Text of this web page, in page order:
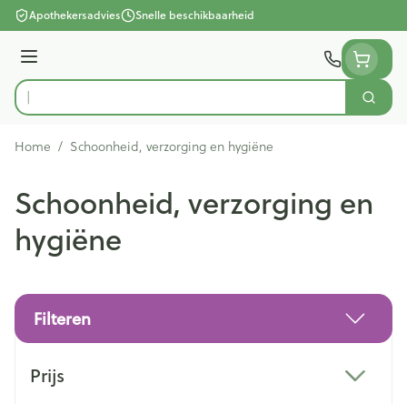
Ga naar de inhoud
Apothekersadvies Snelle beschikbaarheid
Menu
Product, merk, categorie... Zoek
Home / Schoonheid, verzorging en hygiëne
Schoonheid, verzorging en
hygiëne
Filteren
Prijs